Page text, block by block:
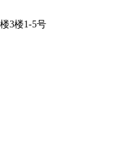
3楼1-5号